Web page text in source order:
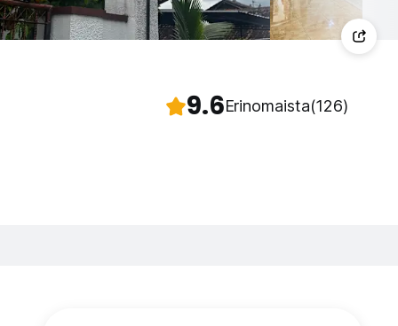
9.6Erinomaista(126)